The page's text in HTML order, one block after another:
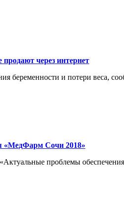
продают через интернет
беременности и потери веса,
«МедФарм Сочи 2018»
проблемы